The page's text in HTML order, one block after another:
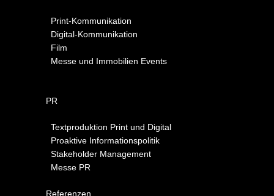
Print-Kommunikation
Digital-Kommunikation
Film
Messe und Immobilien Events
PR
Textproduktion Print und Digital
Proaktive Informationspolitik
Stakeholder Management
Messe PR
Referenzen